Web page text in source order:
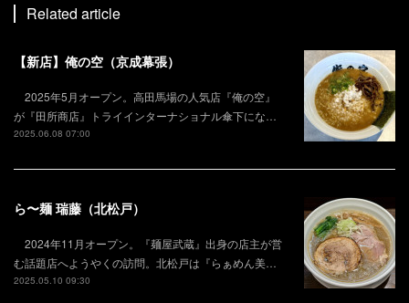
Related article
【新店】俺の空（京成幕張）
2025年5月オープン。高田馬場の人気店『俺の空』
が『田所商店』トライインターナショナル傘下にな…
2025.06.08 07:00
ら〜麺 瑞藤（北松戸）
2024年11月オープン。『麺屋武蔵』出身の店主が営
む話題店へようやくの訪問。北松戸は『らぁめん美…
2025.05.10 09:30